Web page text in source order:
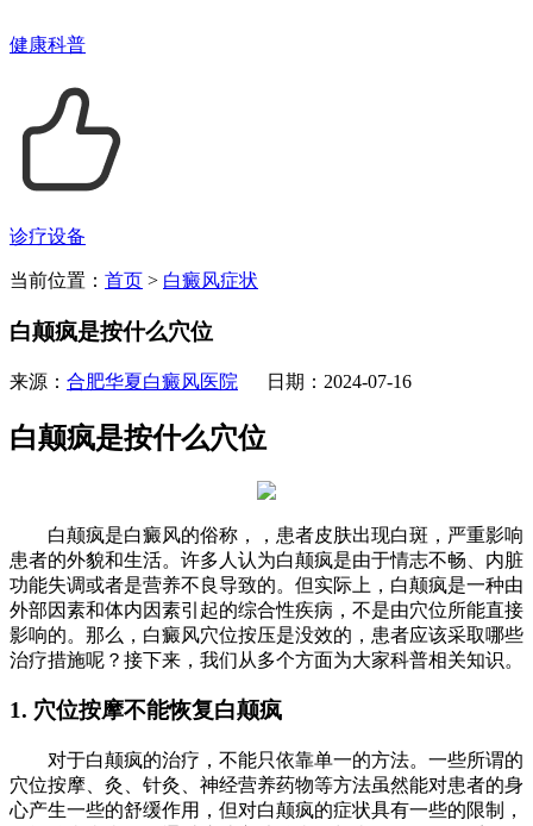
健康科普
诊疗设备
当前位置： 首页 > 白癜风症状
白颠疯是按什么穴位
来源： 合肥华夏白癜风医院 日期：2024-07-16
白颠疯是按什么穴位
白颠疯是白癜风的俗称，，患者皮肤出现白斑，严重影响
患者的外貌和生活。许多人认为白颠疯是由于情志不畅、内脏
功能失调或者是营养不良导致的。但实际上，白颠疯是一种由
外部因素和体内因素引起的综合性疾病，不是由穴位所能直接
影响的。那么，白癜风穴位按压是没效的，患者应该采取哪些
治疗措施呢？接下来，我们从多个方面为大家科普相关知识。
1. 穴位按摩不能恢复白颠疯
对于白颠疯的治疗，不能只依靠单一的方法。一些所谓的
穴位按摩、灸、针灸、神经营养药物等方法虽然能对患者的身
心产生一些的舒缓作用，但对白颠疯的症状具有一些的限制，